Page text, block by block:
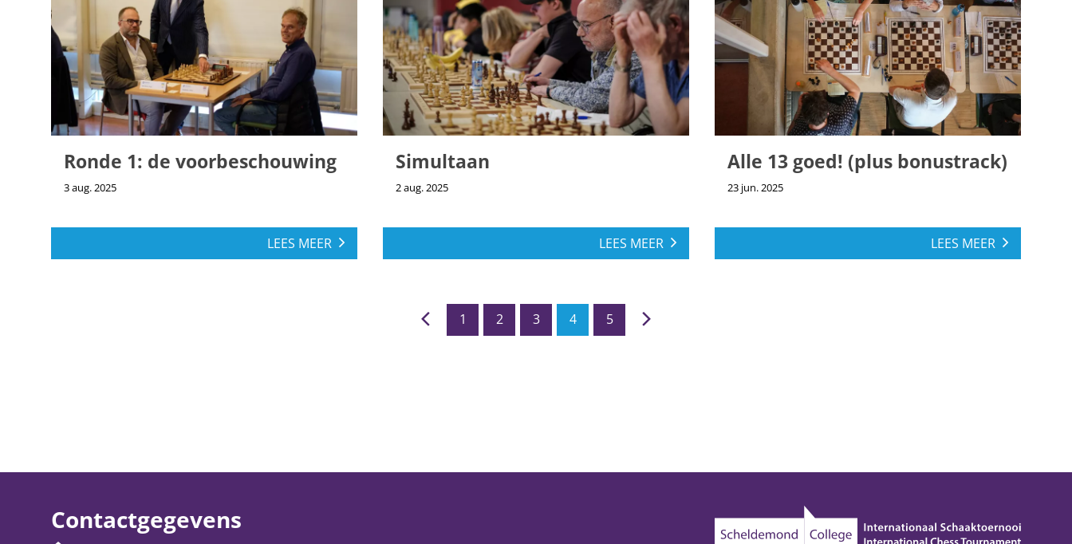
Ronde 1: de voorbeschouwing
3 aug. 2025
LEES MEER
Simultaan
2 aug. 2025
LEES MEER
Alle 13 goed! (plus bonustrack)
23 jun. 2025
LEES MEER
1 2 3 4 5
Contactgegevens